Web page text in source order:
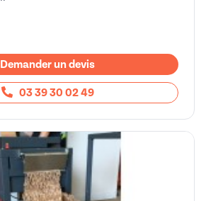
Demander un devis
03 39 30 02 49